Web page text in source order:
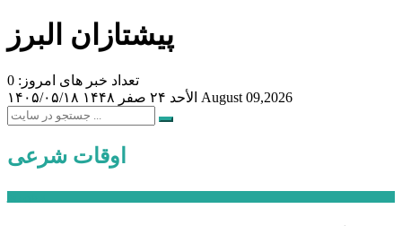
پیشتازان البرز
تعداد خبر های امروز: 0
۱۴۰۵/۰۵/۱۸
الأحد ۲۴ صفر ۱۴۴۸ August 09,2026
اوقات شرعی